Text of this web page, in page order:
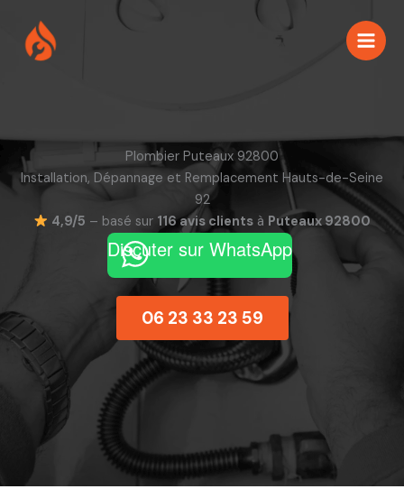
contenu
Plombier Puteaux 92800
Installation, Dépannage et Remplacement Hauts-de-Seine
92
4,9/5 – basé sur 116 avis clients à Puteaux 92800
Discuter sur WhatsApp
06 23 33 23 59